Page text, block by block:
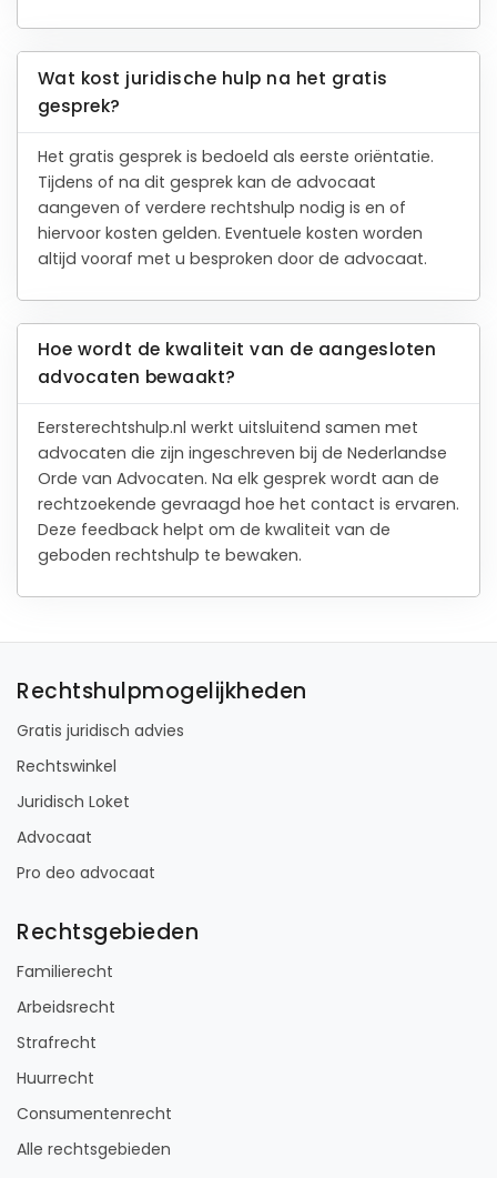
Wat kost juridische hulp na het gratis
gesprek?
Het gratis gesprek is bedoeld als eerste oriëntatie.
Tijdens of na dit gesprek kan de advocaat
aangeven of verdere rechtshulp nodig is en of
hiervoor kosten gelden. Eventuele kosten worden
altijd vooraf met u besproken door de advocaat.
Hoe wordt de kwaliteit van de aangesloten
advocaten bewaakt?
Eersterechtshulp.nl werkt uitsluitend samen met
advocaten die zijn ingeschreven bij de Nederlandse
Orde van Advocaten. Na elk gesprek wordt aan de
rechtzoekende gevraagd hoe het contact is ervaren.
Deze feedback helpt om de kwaliteit van de
geboden rechtshulp te bewaken.
Rechtshulpmogelijkheden
Gratis juridisch advies
Rechtswinkel
Juridisch Loket
Advocaat
Pro deo advocaat
Rechtsgebieden
Familierecht
Arbeidsrecht
Strafrecht
Huurrecht
Consumentenrecht
Alle rechtsgebieden